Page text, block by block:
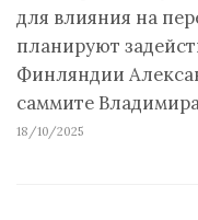
для влияния на
планируют
Финляндии
саммите
18/10/2025